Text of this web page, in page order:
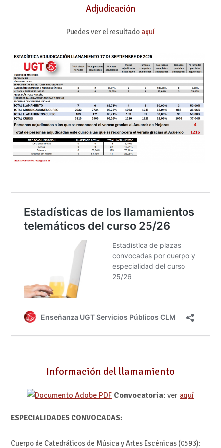
Adjudicación
Puedes ver el resultado aquí
Información del llamamiento
Convocatoria: ver aquí
ESPECIALIDADES CONVOCADAS:
Cuerpo de Catedráticos de Música y Artes Escénicas (0593):